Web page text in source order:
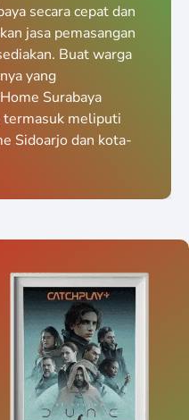
secara cepat dan
jasa pemasangan
Buat warga
yang
Surabaya
termasuk meliputi
Sidoarjo dan kota-